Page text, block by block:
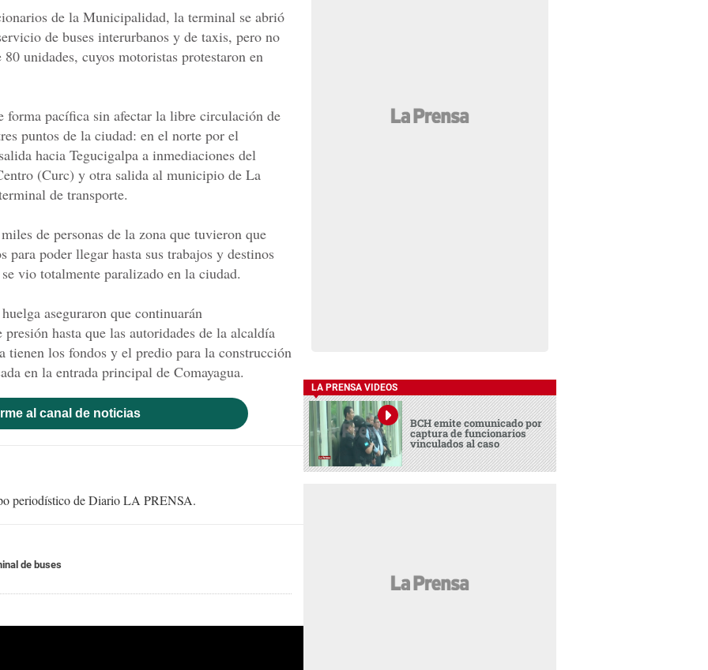
de la Municipalidad, la terminal se abrió
de buses interurbanos y de taxis, pero no
unidades, cuyos motoristas protestaron en
forma pacífica sin afectar la libre circulación de
puntos de la ciudad: en el norte por el
hacia Tegucigalpa a inmediaciones del
(Curc) y otra salida al municipio de La
de transporte.
de personas de la zona que tuvieron que
para poder llegar hasta sus trabajos y destinos
vio totalmente paralizado en la ciudad.
aseguraron que continuarán
hasta que las autoridades de la alcaldía
tienen los fondos y el predio para la construcción
en la entrada principal de Comayagua.
al canal de noticias
periodístico de Diario LA PRENSA.
de buses
LA PRENSA VIDEOS
BCH emite comunicado por
captura de funcionarios
vinculados al caso